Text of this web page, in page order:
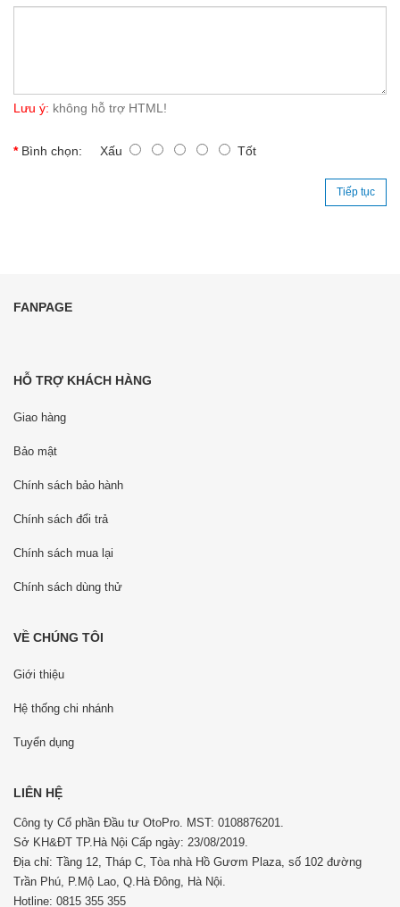
Lưu ý: không hỗ trợ HTML!
Bình chọn: Xấu Tốt
Tiếp tục
FANPAGE
HỖ TRỢ KHÁCH HÀNG
Giao hàng
Bảo mật
Chính sách bảo hành
Chính sách đổi trả
Chính sách mua lại
Chính sách dùng thử
VỀ CHÚNG TÔI
Giới thiệu
Hệ thống chi nhánh
Tuyển dụng
LIÊN HỆ
Công ty Cổ phần Đầu tư OtoPro. MST: 0108876201.
Sở KH&ĐT TP.Hà Nội Cấp ngày: 23/08/2019.
Địa chỉ: Tầng 12, Tháp C, Tòa nhà Hồ Gươm Plaza, số 102 đường
Trần Phú, P.Mộ Lao, Q.Hà Đông, Hà Nội.
Hotline: 0815 355 355